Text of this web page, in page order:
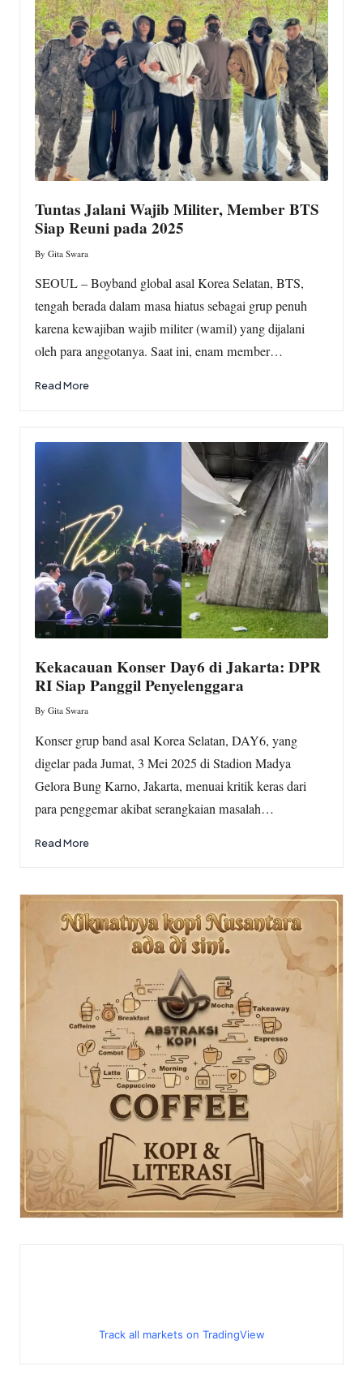
w
s.
m
Tuntas Jalani Wajib Militer, Member BTS
Siap Reuni pada 2025
Posted
by
By Gita Swara
SEOUL – Boyband global asal Korea Selatan, BTS,
tengah berada dalam masa hiatus sebagai grup penuh
karena kewajiban wajib militer (wamil) yang dijalani
oleh para anggotanya. Saat ini, enam member…
Read More
Kekacauan Konser Day6 di Jakarta: DPR
RI Siap Panggil Penyelenggara
Posted
by
By Gita Swara
Konser grup band asal Korea Selatan, DAY6, yang
digelar pada Jumat, 3 Mei 2025 di Stadion Madya
Gelora Bung Karno, Jakarta, menuai kritik keras dari
para penggemar akibat serangkaian masalah…
Read More
Track all markets on TradingView